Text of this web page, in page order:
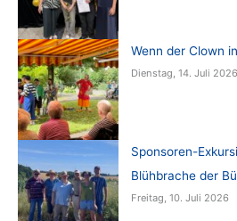
Wenn der Clown
Dienstag, 14. Juli 2026
Sponsoren-
Blühbrache der
Freitag, 10. Juli 2026